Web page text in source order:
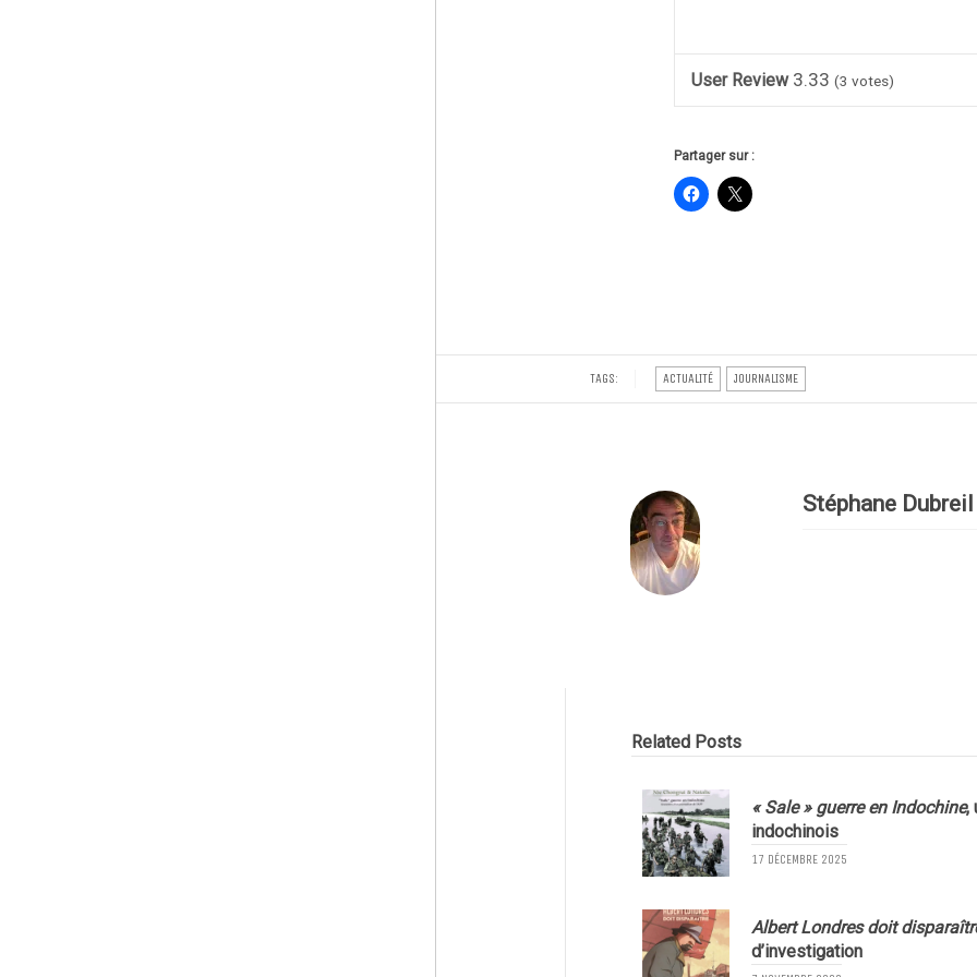
User Review 3.33 (3 votes)
Partager sur :
TAGS: ACTUALITÉ JOURNALISME
Stéphane Dubreil
Related Posts
« Sale » guerre en Indochine,
indochinois
17 DÉCEMBRE 2025
Albert Londres doit
d’investigation